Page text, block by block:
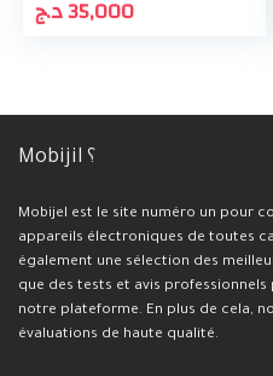
35,000د.ج
Mobijil ؟
Mobijel est le site numéro un pour
appareils électroniques de toutes
également une sélection des
que des tests et avis
notre plateforme. En plus de cela,
évaluations de haute qualité.